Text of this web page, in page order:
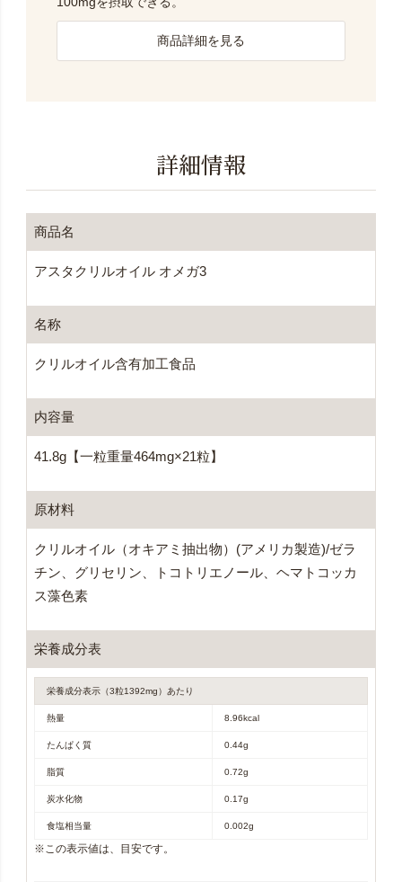
商品詳細を見る
詳細情報
商品名
アスタクリルオイル オメガ3
名称
クリルオイル含有加工食品
内容量
41.8g【一粒重量464mg×21粒】
原材料
クリルオイル（オキアミ抽出物）(アメリカ製造)/ゼラ
チン、グリセリン、トコトリエノール、ヘマトコッカ
ス藻色素
栄養成分表
栄養成分表示（3粒1392mg）あたり
熱量 8.96kcal
たんぱく質 0.44g
脂質 0.72g
炭水化物 0.17g
食塩相当量 0.002g
※この表示値は、目安です。